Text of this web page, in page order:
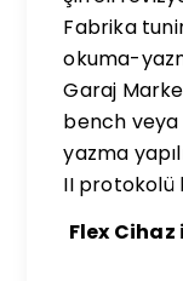
Fabrika
okuma-
Garaj
bench veya
yazma
II protokolü
Flex Cihaz